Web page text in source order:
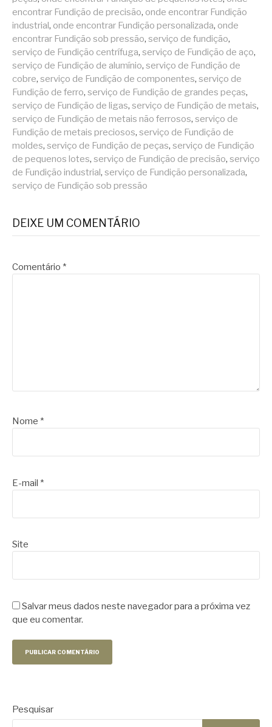
encontrar Fundição de precisão, onde encontrar Fundição
industrial, onde encontrar Fundição personalizada, onde
encontrar Fundição sob pressão, serviço de fundição,
serviço de Fundição centrífuga, serviço de Fundição de aço,
serviço de Fundição de alumínio, serviço de Fundição de
cobre, serviço de Fundição de componentes, serviço de
Fundição de ferro, serviço de Fundição de grandes peças,
serviço de Fundição de ligas, serviço de Fundição de metais,
serviço de Fundição de metais não ferrosos, serviço de
Fundição de metais preciosos, serviço de Fundição de
moldes, serviço de Fundição de peças, serviço de Fundição
de pequenos lotes, serviço de Fundição de precisão, serviço
de Fundição industrial, serviço de Fundição personalizada,
serviço de Fundição sob pressão
DEIXE UM COMENTÁRIO
Comentário *
Nome *
E-mail *
Site
Salvar meus dados neste navegador para a próxima vez
que eu comentar.
Pesquisar